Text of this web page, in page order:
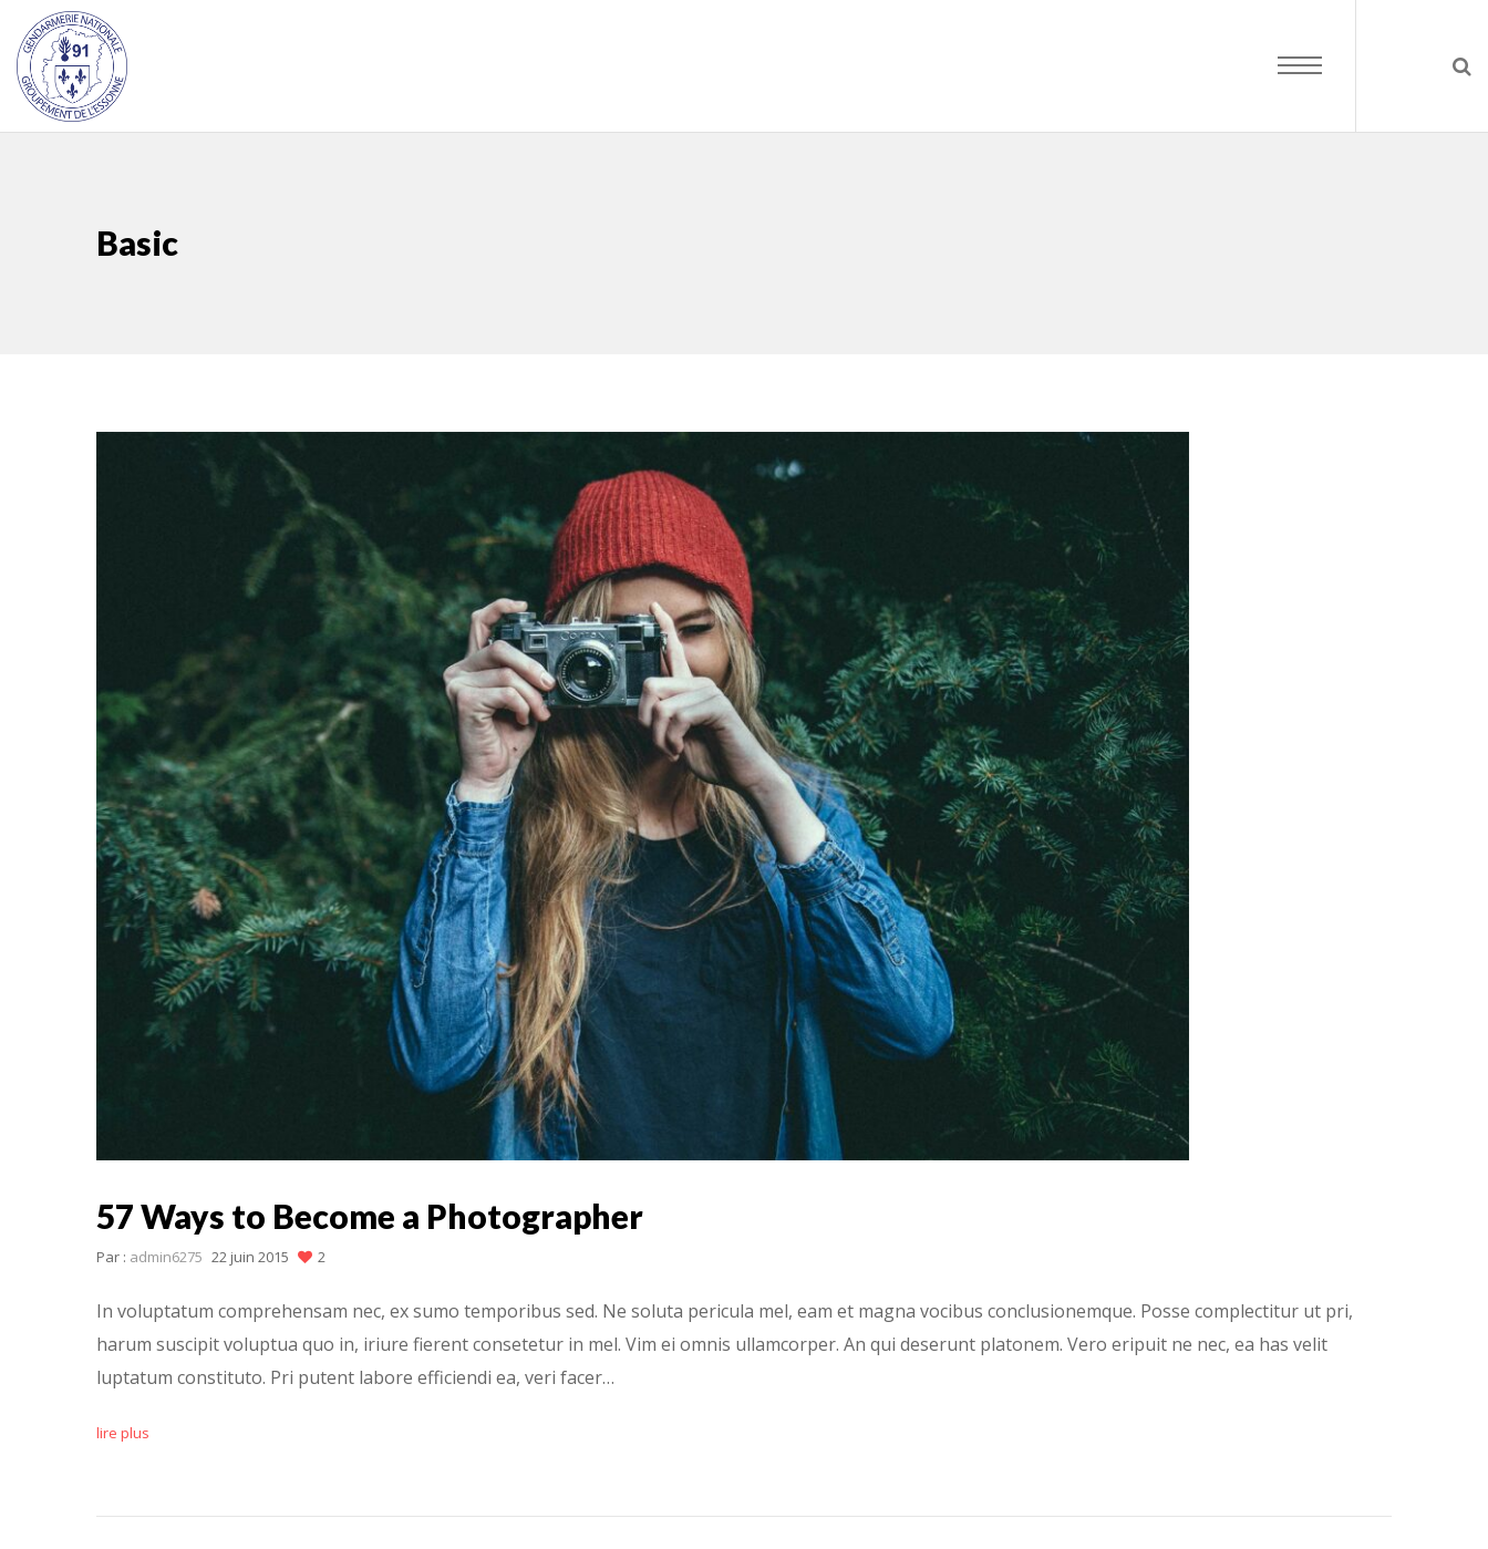
Basic
57 Ways to Become a Photographer
Par : admin6275 22 juin 2015 2
In voluptatum comprehensam nec, ex sumo temporibus sed. Ne soluta pericula mel, eam et magna vocibus conclusionemque. Posse complectitur ut pri,
harum suscipit voluptua quo in, iriure fierent consetetur in mel. Vim ei omnis ullamcorper. An qui deserunt platonem. Vero eripuit ne nec, ea has velit
luptatum constituto. Pri putent labore efficiendi ea, veri facer…
lire plus